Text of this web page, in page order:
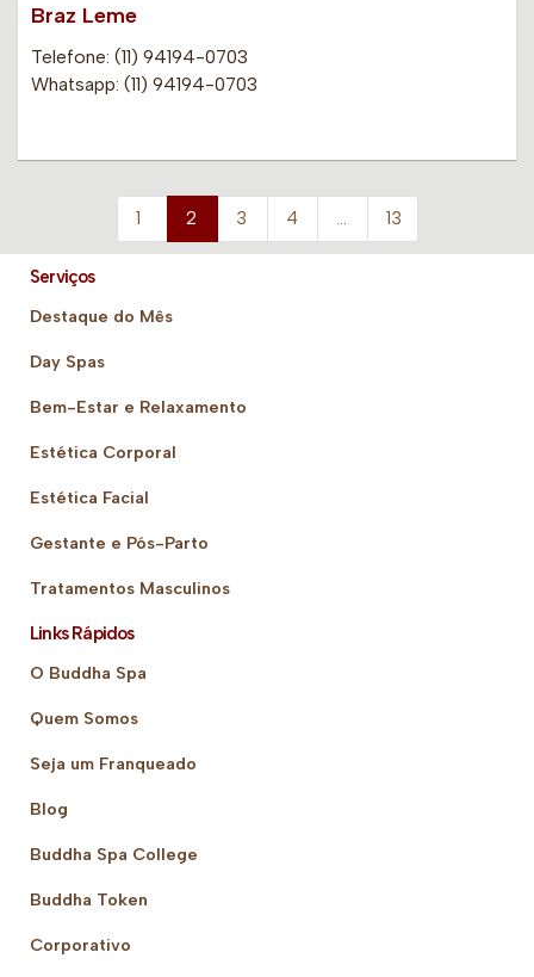
Braz Leme
Telefone: (11) 94194-0703
Whatsapp: (11) 94194-0703
1 2 3 4 … 13
Serviços
Destaque do Mês
Day Spas
Bem-Estar e Relaxamento
Estética Corporal
Estética Facial
Gestante e Pós-Parto
Tratamentos Masculinos
Links Rápidos
O Buddha Spa
Quem Somos
Seja um Franqueado
Blog
Buddha Spa College
Buddha Token
Corporativo